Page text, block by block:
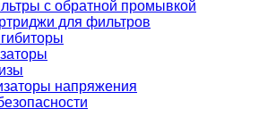
с обратной промывкой
для фильтров
напряжения